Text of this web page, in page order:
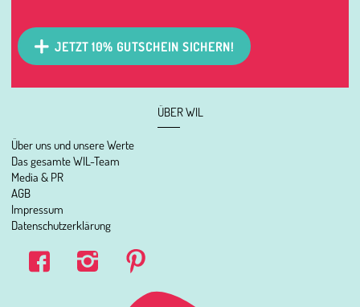
ÜBER WIL
Über uns und unsere Werte
Das gesamte WIL-Team
Media & PR
AGB
Impressum
Datenschutzerklärung
JETZT 10% GUTSCHEIN SICHERN!